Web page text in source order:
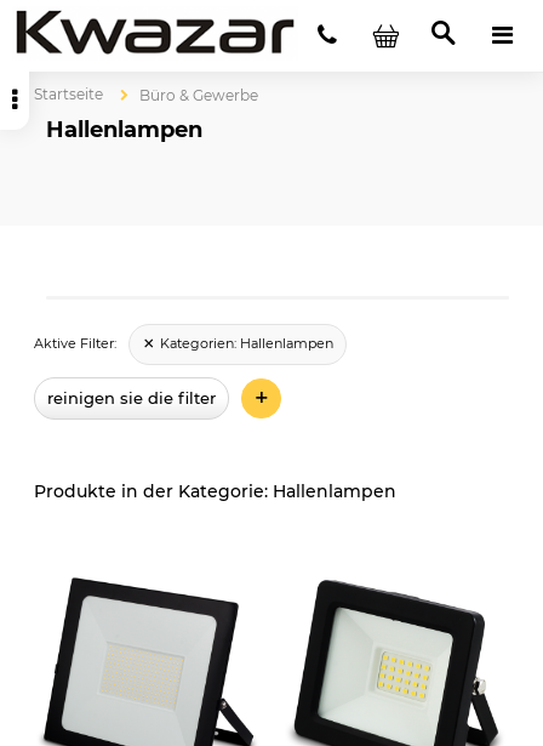
Startseite Büro & Gewerbe
Hallenlampen
Aktive Filter: Kategorien: Hallenlampen
reinigen sie die filter +
Hallenlampen